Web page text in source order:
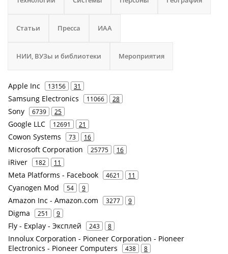
Статьи Пресса ИАА
НИИ, ВУЗы и библиотеки Мероприятия
Apple Inc 13156 31
Samsung Electronics 11066 28
Sony 6739 25
Google LLC 12691 21
Cowon Systems 73 16
Microsoft Corporation 25775 16
iRiver 182 11
Meta Platforms - Facebook 4621 11
Cyanogen Mod 54 9
Amazon Inc - Amazon.com 3277 9
Digma 251 9
Fly - Explay - Эксплей 243 8
Innolux Corporation - Pioneer Corporation - Pioneer
Electronics - Pioneer Computers
438 8